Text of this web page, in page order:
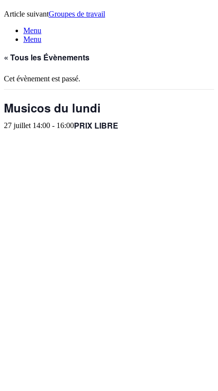
Article suivantGroupes de travail
Menu
Menu
« Tous les Évènements
Cet évènement est passé.
Musicos du lundi
27 juillet 14:00 - 16:00PRIX LIBRE